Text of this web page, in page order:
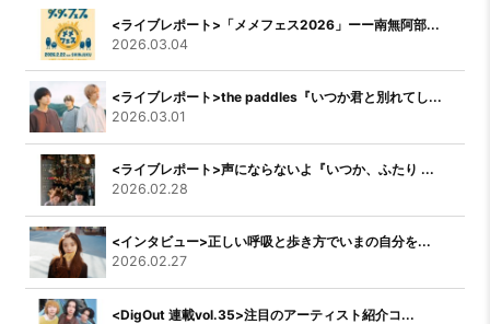
<ライブレポート>「メメフェス2026」ーー南無阿部...
2026.03.04
<ライブレポート>the paddles『いつか君と別れてし...
2026.03.01
<ライブレポート>声にならないよ『いつか、ふたり ...
2026.02.28
<インタビュー>正しい呼吸と歩き方でいまの自分を...
2026.02.27
<DigOut 連載vol.35>注目のアーティスト紹介コ...